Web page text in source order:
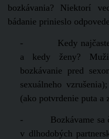
bozkávania? Niektorí
bádanie prinieslo
- Kedy
a kedy ženy?
bozkávanie pred
sexuálneho
(ako potvrdenie puta a
- Bozkávame sa
v dlhodobých